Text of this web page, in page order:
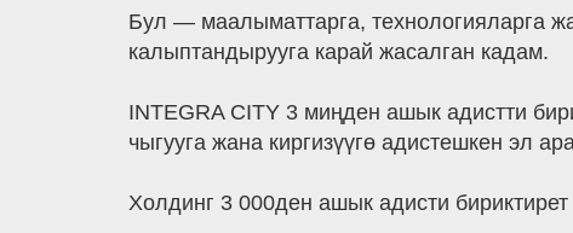
Бул — маалыматтарга, технологияларга
калыптандырууга карай жасалган кадам.
INTEGRA CITY 3 миңден ашык адистти
чыгууга жана киргизүүгө адистешкен эл
Холдинг 3 000ден ашык адисти